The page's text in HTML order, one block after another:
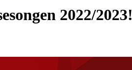
2022/2023!